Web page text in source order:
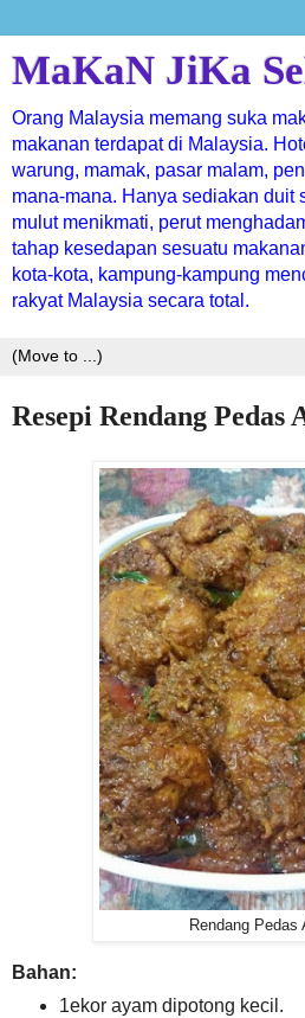
MaKaN JiKa
Orang Malaysia memang suka
makanan terdapat di Malaysia.
warung, mamak, pasar malam,
mana-mana. Hanya sediakan duit
mulut menikmati, perut
tahap kesedapan sesuatu
kota-kota, kampung-kampung
rakyat Malaysia secara total.
Resepi Rendang Pedas
Rendang Pedas
Bahan:
1ekor ayam dipotong kecil.